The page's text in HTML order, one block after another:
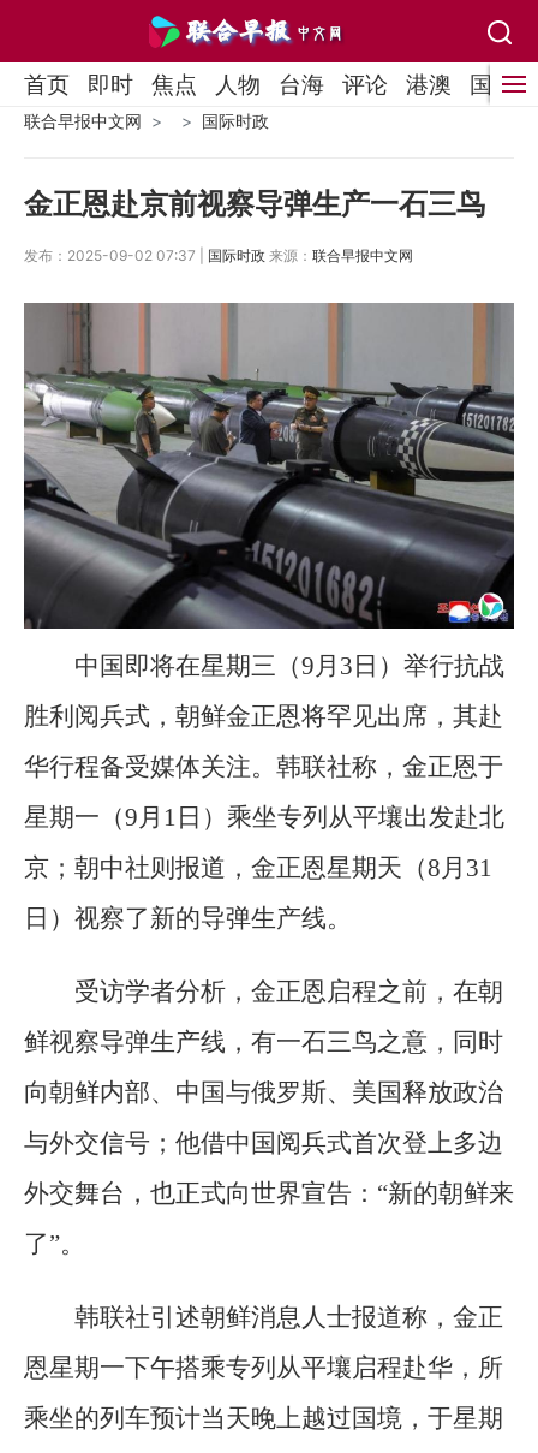
首页 即时 焦点 人物 台海 评论 港澳 国际
联合早报中文网 国际时政
金正恩赴京前视察导弹生产一石三鸟
发布：2025-09-02 07:37 | 国际时政 来源： 联合早报中文网
中国即将在星期三（9月3日）举行抗战
胜利阅兵式，朝鲜金正恩将罕见出席，其赴
华行程备受媒体关注。韩联社称，金正恩于
星期一（9月1日）乘坐专列从平壤出发赴北
京；朝中社则报道，金正恩星期天（8月31
日）视察了新的导弹生产线。
受访学者分析，金正恩启程之前，在朝
鲜视察导弹生产线，有一石三鸟之意，同时
向朝鲜内部、中国与俄罗斯、美国释放政治
与外交信号；他借中国阅兵式首次登上多边
外交舞台，也正式向世界宣告：“新的朝鲜来
了”。
韩联社引述朝鲜消息人士报道称，金正
恩星期一下午搭乘专列从平壤启程赴华，所
乘坐的列车预计当天晚上越过国境，于星期